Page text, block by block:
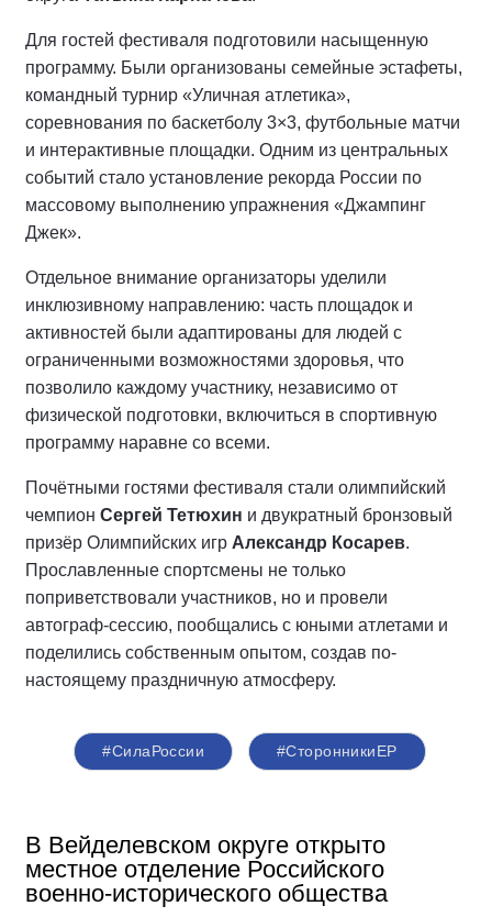
Для гостей фестиваля подготовили насыщенную
программу. Были организованы семейные эстафеты,
командный турнир «Уличная атлетика»,
соревнования по баскетболу 3×3, футбольные матчи
и интерактивные площадки. Одним из центральных
событий стало установление рекорда России по
массовому выполнению упражнения «Джампинг
Джек».
Отдельное внимание организаторы уделили
инклюзивному направлению: часть площадок и
активностей были адаптированы для людей с
ограниченными возможностями здоровья, что
позволило каждому участнику, независимо от
физической подготовки, включиться в спортивную
программу наравне со всеми.
Почётными гостями фестиваля стали олимпийский
чемпион Сергей Тетюхин и двукратный бронзовый
призёр Олимпийских игр Александр Косарев.
Прославленные спортсмены не только
поприветствовали участников, но и провели
автограф-сессию, пообщались с юными атлетами и
поделились собственным опытом, создав по-
настоящему праздничную атмосферу.
#СилаРоссии #СторонникиЕР
В Вейделевском округе открыто
местное отделение Российского
военно-исторического общества